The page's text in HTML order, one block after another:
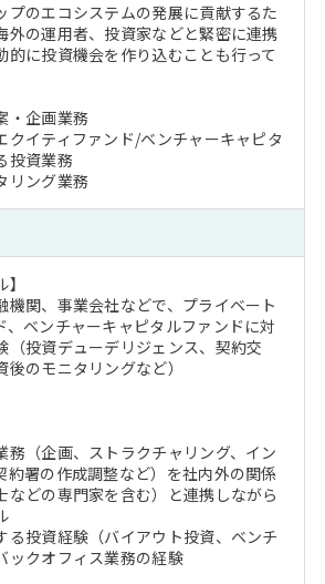
プのエコシステムの発展に貢献するた
外の運用者、投資家などと緊密に連携
的に投資機会を作り込むことも行って
・企画業務
クイティファンド/ベンチャーキャピタ
投資業務
リング業務
機関、事業会社などで、プライベート
、ベンチャーキャピタルファンドに対
（投資デューデリジェンス、契約交
のモニタリングなど）
務（企画、ストラクチャリング、イン
約署の作成調整など）を社内外の関係
などの専門家を含む）と連携しながら
る投資経験（バイアウト投資、ベンチ
ックオフィス業務の経験